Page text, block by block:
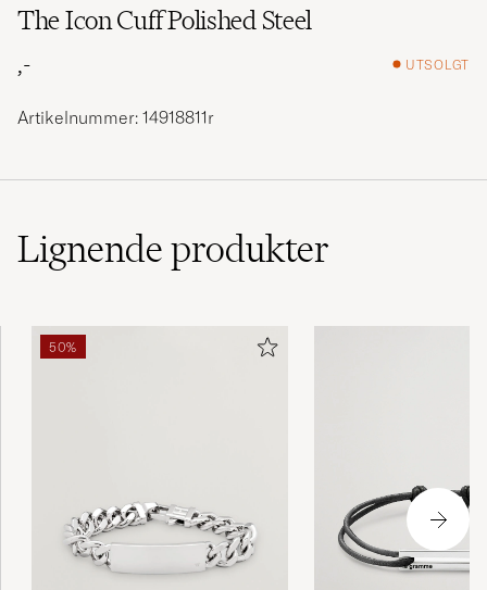
The Icon Cuff Polished Steel
,-
UTSOLGT
Artikelnummer: 14918811r
Lignendeprodukter
50%